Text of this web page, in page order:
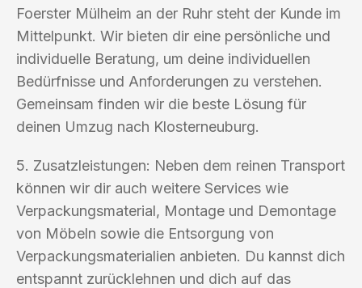
Foerster Mülheim an der Ruhr steht der Kunde im
Mittelpunkt. Wir bieten dir eine persönliche und
individuelle Beratung, um deine individuellen
Bedürfnisse und Anforderungen zu verstehen.
Gemeinsam finden wir die beste Lösung für
deinen Umzug nach Klosterneuburg.
5. Zusatzleistungen: Neben dem reinen Transport
können wir dir auch weitere Services wie
Verpackungsmaterial, Montage und Demontage
von Möbeln sowie die Entsorgung von
Verpackungsmaterialien anbieten. Du kannst dich
entspannt zurücklehnen und dich auf das